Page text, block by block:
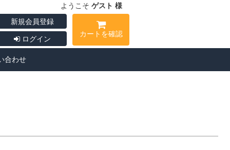
ようこそ ゲスト 様
新規会員登録
ログイン
カートを確認
合わせ